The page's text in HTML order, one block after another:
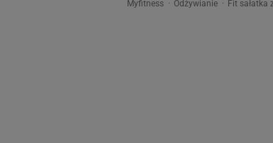
Myfitness Odżywianie Fit sałatka